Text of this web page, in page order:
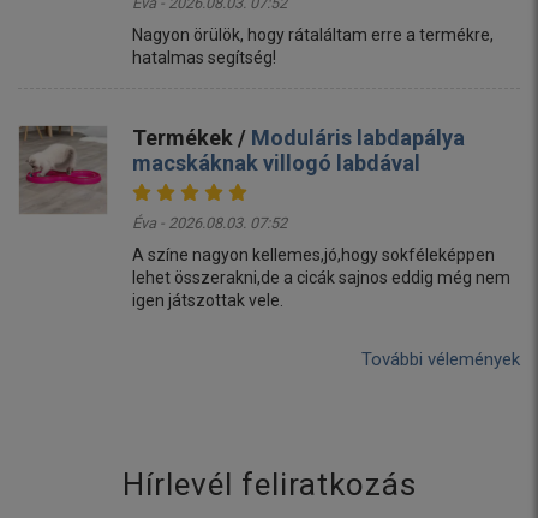
Nagyon örülök, hogy rátaláltam erre a termékre,
hatalmas segítség!
Termékek / Moduláris labdapálya
macskáknak villogó labdával
Éva - 2026.08.03. 07:52
A színe nagyon kellemes,jó,hogy sokféleképpen
lehet összerakni,de a cicák sajnos eddig még nem
igen játszottak vele.
További vélemények
Hírlevél feliratkozás